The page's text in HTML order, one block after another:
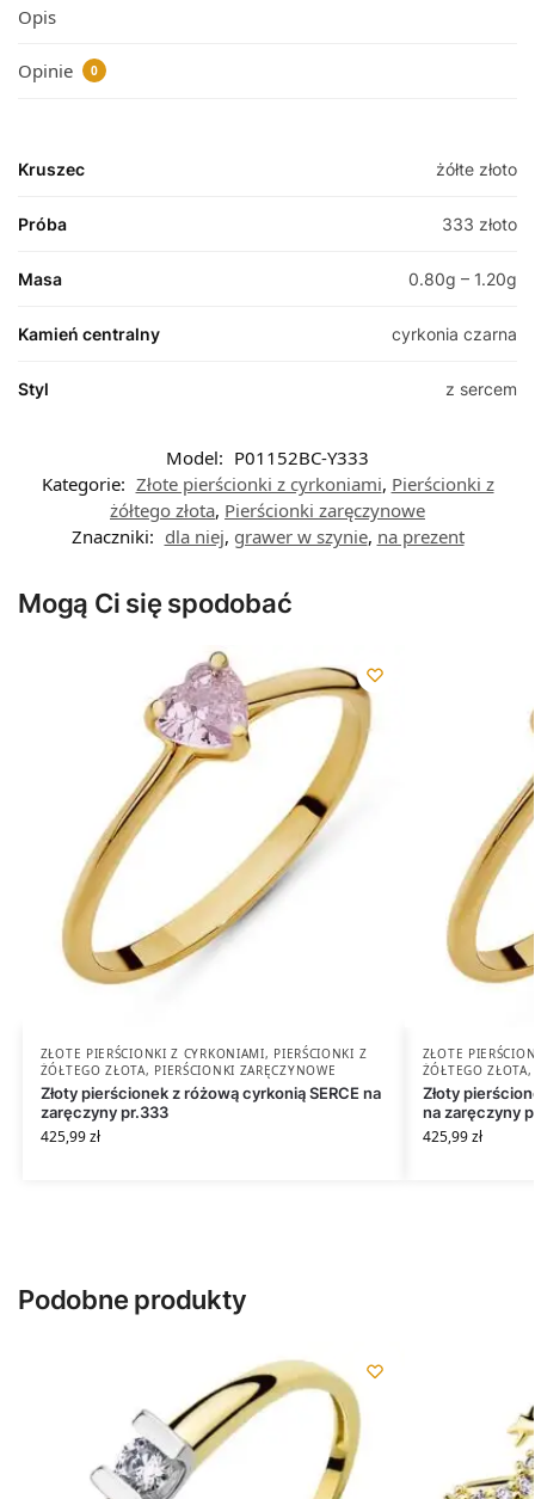
Opis
Opinie 0
Kruszec żółte złoto
Próba 333 złoto
Masa 0.80g – 1.20g
Kamień centralny cyrkonia czarna
Styl z sercem
Model: P01152BC-Y333
Kategorie: Złote pierścionki z cyrkoniami, Pierścionki z
żółtego złota, Pierścionki zaręczynowe
Znaczniki: dla niej, grawer w szynie, na prezent
Mogą Ci się spodobać
ZŁOTE PIERŚCIONKI Z CYRKONIAMI, PIERŚCIONKI Z
ŻÓŁTEGO ZŁOTA, PIERŚCIONKI ZARĘCZYNOWE
Złoty pierścionek z różową cyrkonią SERCE na
zaręczyny pr.333
425,99zł
ZŁOTE
ŻÓŁTEGO ZŁOTA
Złoty
na zaręczyny
425,99zł
Podobne produkty